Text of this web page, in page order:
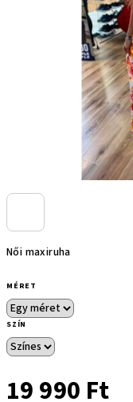
Női maxiruha
MÉRET
SZÍN
19 990 Ft